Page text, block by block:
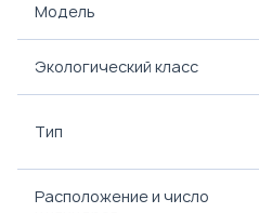
Модель
Экологический класс
Тип
Расположение и число